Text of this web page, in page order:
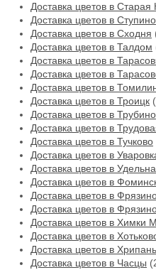
Доставка цветов в Старая
Доставка цветов в Ступино
Доставка цветов в Сходня
Доставка цветов в Талдом
Доставка цветов в
Доставка цветов в
Доставка цветов в
Доставка цветов в Троицк
Доставка цветов в Трубино
Доставка цветов в
Доставка цветов в Тучково
Доставка цветов в
Доставка цветов в
Доставка цветов в
Доставка цветов в
Доставка цветов в
Доставка цветов в Химки
Доставка цветов в
Доставка цветов в Хрипань
Доставка цветов в Часцы